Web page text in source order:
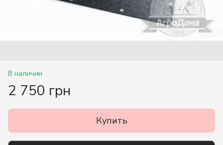
В наличии
2 750 грн
Купить